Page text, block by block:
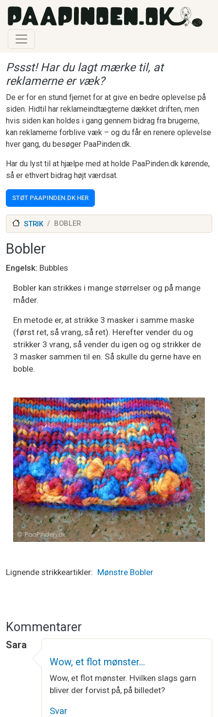
Gå til hovedindhold
Pssst! Har du lagt mærke til, at
reklamerne er væk?
De er for en stund fjernet for at give en bedre oplevelse på
siden. Hidtil har reklameindtægterne dækket driften, men
hvis siden kan holdes i gang gennem bidrag fra brugerne,
kan reklamerne forblive væk – og du får en renere oplevelse
hver gang, du besøger PaaPinden.dk.
Har du lyst til at hjælpe med at holde PaaPinden.dk kørende,
så er ethvert bidrag højt værdsat.
STØT PAAPINDEN.DK HER
STRIK BOBLER
Bobler
Engelsk Bubbles
Bobler kan strikkes i mange størrelser og på mange
måder.
En metode er, at strikke 3 masker i samme maske
(først ret, så vrang, så ret). Herefter vender du og
strikker 3 vrang, så vender du igen og og strikker de
3 masker sammen til en. Så skulle du gerne have en
boble.
Lignende strikkeartikler Mønstre Bobler
Kommentarer
Sara
Wow, et flot mønster…
Wow, et flot mønster. Hvilken slags garn
bliver der forvist på, på billedet?
Svar